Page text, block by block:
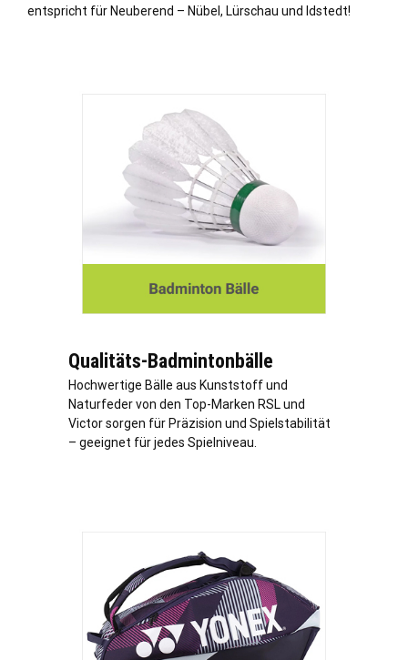
entspricht für Neuberend – Nübel, Lürschau und Idstedt!
Qualitäts-Badmintonbälle
Hochwertige Bälle aus Kunststoff und
Naturfeder von den Top-Marken RSL und
Victor sorgen für Präzision und Spielstabilität
– geeignet für jedes Spielniveau.